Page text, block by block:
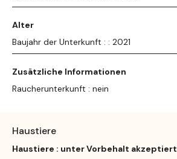
Alter
Baujahr der Unterkunft : : 2021
Zusätzliche Informationen
Raucherunterkunft : nein
Haustiere
Haustiere : unter Vorbehalt akzeptiert